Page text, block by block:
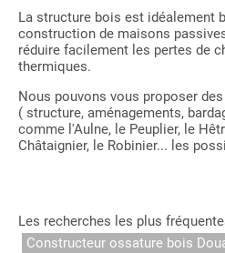
La structure bois est idéalement
construction de maisons
réduire facilement les pertes de
thermiques.
Nous pouvons vous proposer
( structure, aménagements,
comme l'Aulne, le Peuplier, le
Châtaignier, le Robinier... les
Les recherches les plus
Constructeur ossature bois